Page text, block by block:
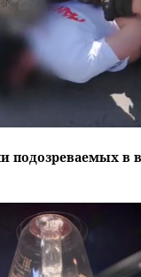
подозреваемых в